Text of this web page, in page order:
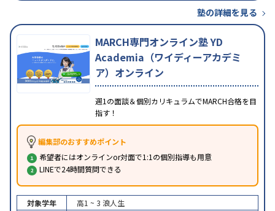
塾の詳細を見る
MARCH専門オンライン塾 YD
Academia（ワイディーアカデミ
ア）オンライン
週1の面談＆個別カリキュラムでMARCH合格を目
指す！
編集部のおすすめポイント
希望者にはオンラインor対面で1:1の個別指導も用意
LINEで24時間質問できる
対象学年 高1 ~ 3 浪人生